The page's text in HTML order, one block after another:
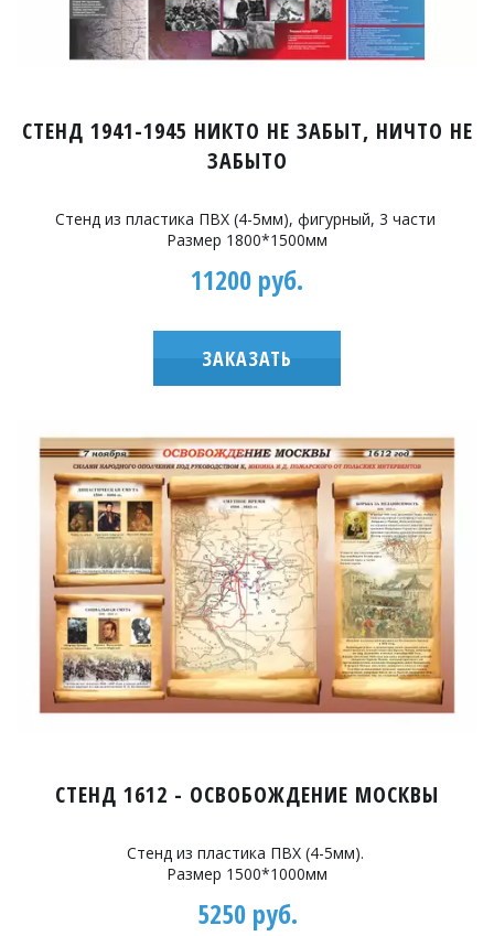
СТЕНД 1941-1945 НИКТО НЕ ЗАБЫТ, НИЧТО НЕ
ЗАБЫТО
Стенд из пластика ПВХ (4-5мм), фигурный, 3 части
Размер 1800*1500мм
11200 руб.
ЗАКАЗАТЬ
СТЕНД 1612 - ОСВОБОЖДЕНИЕ МОСКВЫ
Стенд из пластика ПВХ (4-5мм).
Размер 1500*1000мм
5250 руб.